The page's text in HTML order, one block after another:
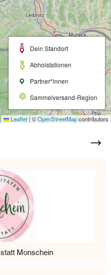
Dein Standort
Abholstationen
Partner*innen
Sammelversand-Region
Leaflet |©OpenStreetMapcontributors
Monschein